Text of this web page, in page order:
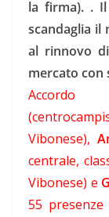
la firma). .
scandaglia il
al rinnovo
mercato con
Vibonese),
centrale,
Vibonese) e
55